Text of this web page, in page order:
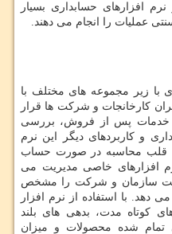
نرم افزارهای حسابداری بسیار
عملیات را انجام می دهند.
با زیر مجموعه های مختلف با
کارخانجات و شرکت ها قرار
خدمات پس از فروش، بررسی
و کاربردهای دیگر این نرم
قلب محاسبه در صورت حساب‌
افزارهای خاصی مدیریت می‌
سازمان و شرکت را مشخص
دهد. با استفاده از نرم افزار
کوتاه مدت، بدهی های بلند
تمام شده محصولات و میزان